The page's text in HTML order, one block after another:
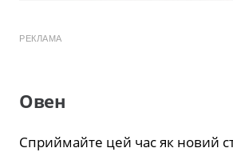
РЕКЛАМА
Овен
Сприймайте цей час як новий